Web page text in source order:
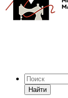
Найти